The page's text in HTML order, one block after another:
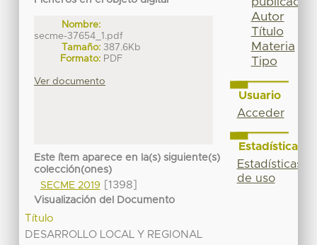
Nombre:
secme-37654_1.pdf
Tamaño: 387.6Kb
Formato: PDF
Ver documento
Este ítem aparece en la(s) siguiente(s)
colección(ones)
SECME 2019
[1398]
Visualización del Documento
Título
DESARROLLO LOCAL Y REGIONAL
Autor
Título
Materia
Tipo
Usuario
Acceder
Estadísticas
Estadísticas
de uso